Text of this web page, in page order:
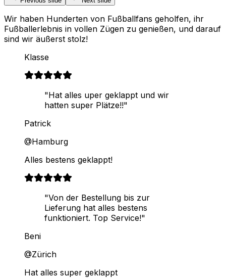
Wir haben Hunderten von Fußballfans geholfen, ihr
Fußballerlebnis in vollen Zügen zu genießen, und darauf
sind wir äußerst stolz!
Klasse
"Hat alles uper geklappt und wir
hatten super Plätze!!"
Patrick
@Hamburg
Alles bestens geklappt!
"Von der Bestellung bis zur
Lieferung hat alles bestens
funktioniert. Top Service!"
Beni
@Zürich
Hat alles super geklappt